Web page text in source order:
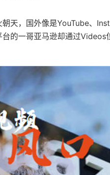
天，国外像是YouTube、
的一哥亚马逊却通过